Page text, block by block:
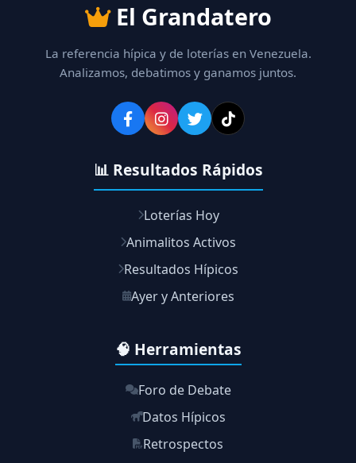
El Grandatero
La referencia hípica y de loterías en Venezuela.
Analizamos, debatimos y ganamos juntos.
📊 Resultados Rápidos
Loterías Hoy
Animalitos Activos
Resultados Hípicos
Ayer y Anteriores
🧠 Herramientas
Foro de Debate
Datos Hípicos
Retrospectos